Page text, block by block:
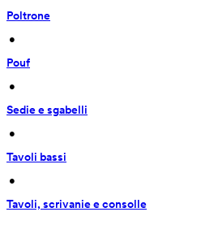
Poltrone
•
Pouf
•
Sedie e sgabelli
•
Tavoli bassi
•
Tavoli, scrivanie e consolle